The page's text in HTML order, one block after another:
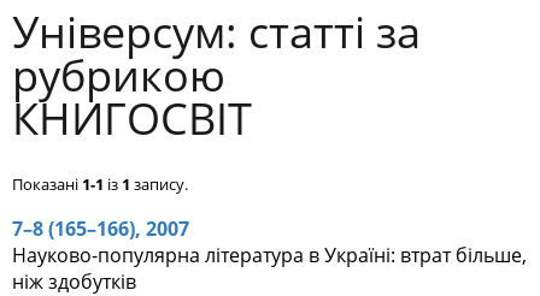
Універсум: cтатті за
рубрикою
КНИГОСВІТ
Показані 1-1 із 1 запису.
7–8 (165–166), 2007
Науково-популярна література в Україні: втрат більше,
ніж здобутків